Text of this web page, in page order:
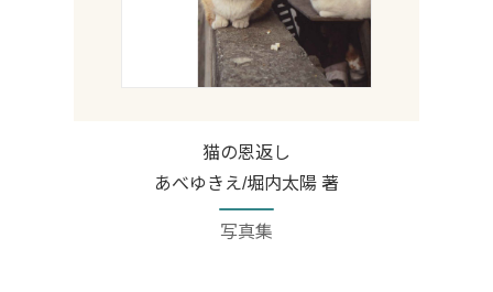
猫の恩返し
あべゆきえ/堀内太陽 著
写真集